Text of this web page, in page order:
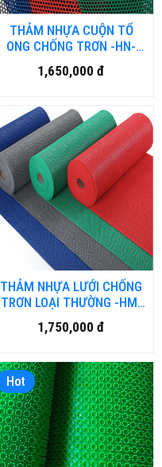
THẢM NHỰA CUỘN TỔ
ONG CHỐNG TRƠN -HN-
NH-DN.01
1,650,000 đ
THẢM NHỰA LƯỚI CHỐNG
TRƠN LOẠI THƯỜNG -HM-
DN.01
1,750,000 đ
Hot